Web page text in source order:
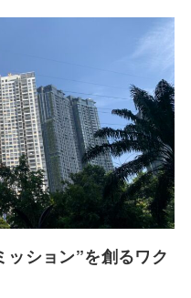
ション”を創るワク